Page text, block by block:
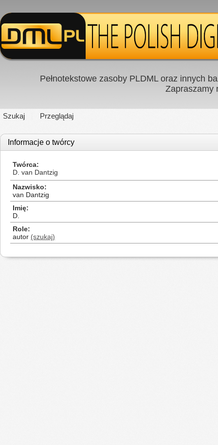
Pełnotekstowe zasoby PLDML oraz innych
Zapraszamy
Szukaj Przeglądaj
Informacje o twórcy
Twórca
D. van Dantzig
Nazwisko
van Dantzig
Imię
D.
Role
autor (szukaj)